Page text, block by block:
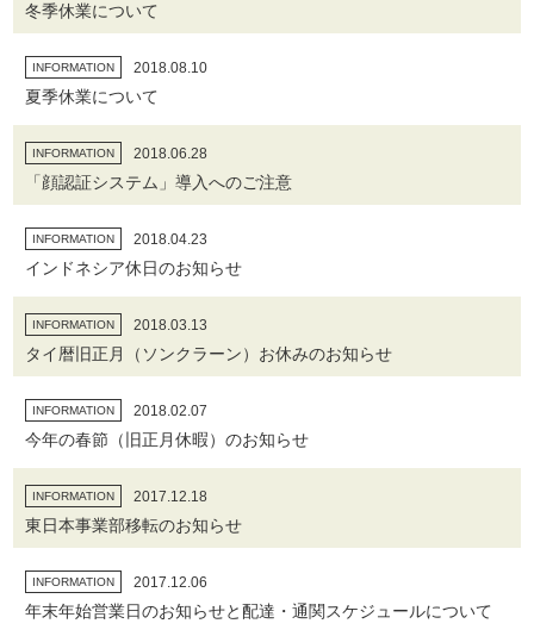
冬季休業について
INFORMATION 2018.08.10
夏季休業について
INFORMATION 2018.06.28
「顔認証システム」導入へのご注意
INFORMATION 2018.04.23
インドネシア休日のお知らせ
INFORMATION 2018.03.13
タイ暦旧正月（ソンクラーン）お休みのお知らせ
INFORMATION 2018.02.07
今年の春節（旧正月休暇）のお知らせ
INFORMATION 2017.12.18
東日本事業部移転のお知らせ
INFORMATION 2017.12.06
年末年始営業日のお知らせと配達・通関スケジュールについて